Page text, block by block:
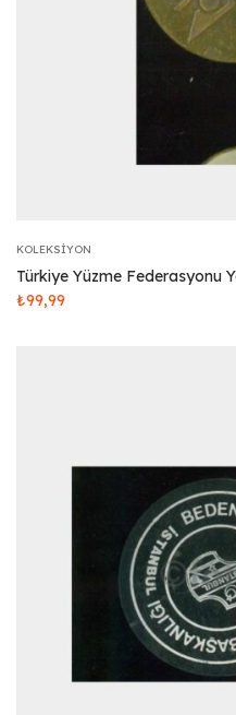
KOLEKSIYON
Türkiye Yüzme Federasyonu
₺99,99